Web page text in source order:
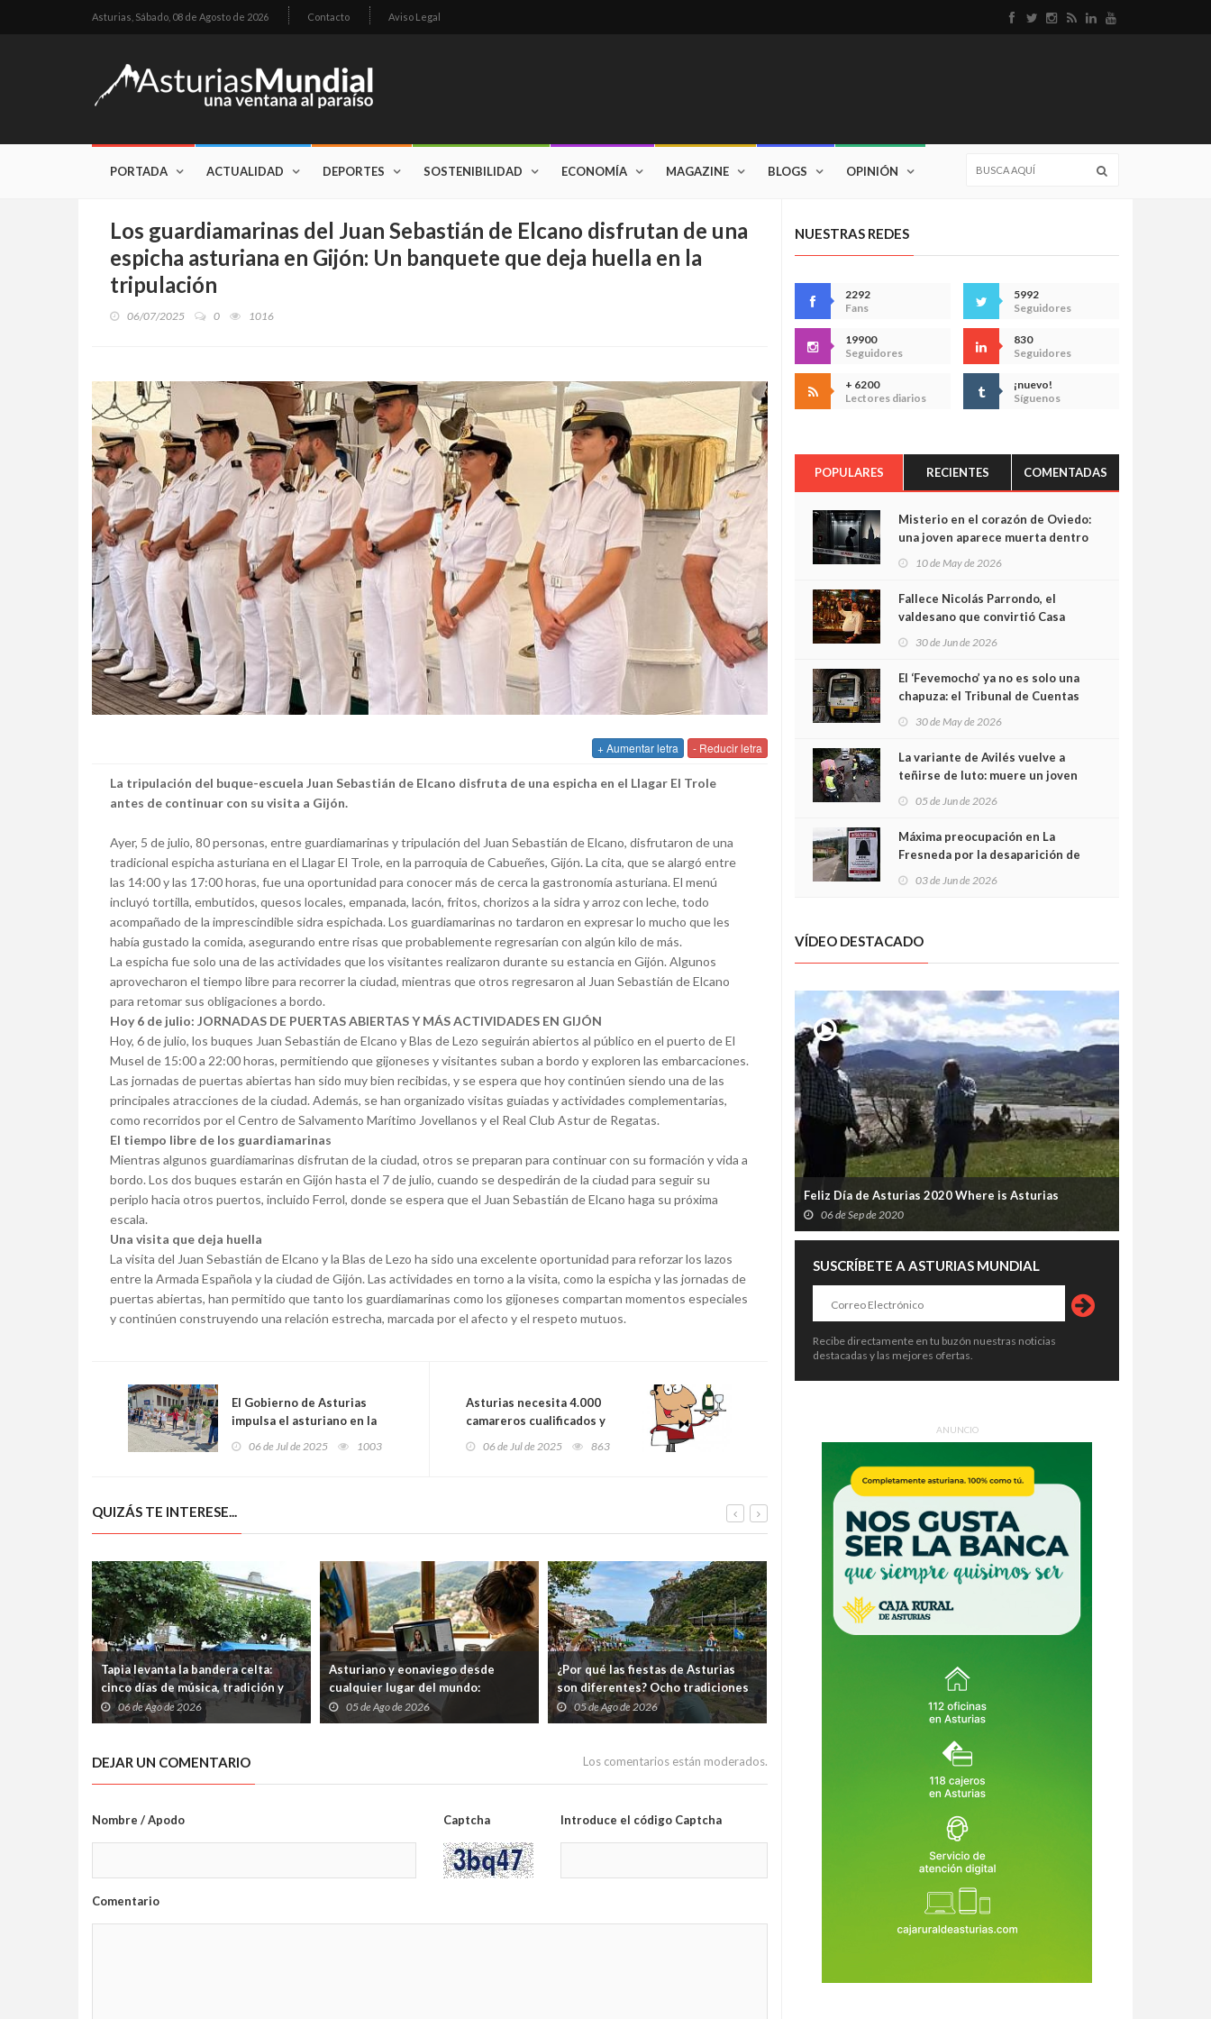
Asturias, Sábado, 08 de Agosto de 2026 Contacto Aviso Legal
PORTADA ACTUALIDAD DEPORTES SOSTENIBILIDAD ECONOMÍA MAGAZINE BLOGS OPINIÓN
Los guardiamarinas del Juan Sebastián de Elcano disfrutan de una
espicha asturiana en Gijón: Un banquete que deja huella en la
tripulación
06/07/2025 0 1016
+ Aumentar letra - Reducir letra
La tripulación del buque-escuela Juan Sebastián de Elcano disfruta de una espicha en el Llagar El Trole
antes de continuar con su visita a Gijón.
Ayer, 5 de julio, 80 personas, entre guardiamarinas y tripulación del Juan Sebastián de Elcano, disfrutaron de una
tradicional espicha asturiana en el Llagar El Trole, en la parroquia de Cabueñes, Gijón. La cita, que se alargó entre
las 14:00 y las 17:00 horas, fue una oportunidad para conocer más de cerca la gastronomía asturiana. El menú
incluyó tortilla, embutidos, quesos locales, empanada, lacón, fritos, chorizos a la sidra y arroz con leche, todo
acompañado de la imprescindible sidra espichada. Los guardiamarinas no tardaron en expresar lo mucho que les
había gustado la comida, asegurando entre risas que probablemente regresarían con algún kilo de más.
La espicha fue solo una de las actividades que los visitantes realizaron durante su estancia en Gijón. Algunos
aprovecharon el tiempo libre para recorrer la ciudad, mientras que otros regresaron al Juan Sebastián de Elcano
para retomar sus obligaciones a bordo.
Hoy 6 de julio: JORNADAS DE PUERTAS ABIERTAS Y MÁS ACTIVIDADES EN GIJÓN
Hoy, 6 de julio, los buques Juan Sebastián de Elcano y Blas de Lezo seguirán abiertos al público en el puerto de El
Musel de 15:00 a 22:00 horas, permitiendo que gijoneses y visitantes suban a bordo y exploren las embarcaciones.
Las jornadas de puertas abiertas han sido muy bien recibidas, y se espera que hoy continúen siendo una de las
principales atracciones de la ciudad. Además, se han organizado visitas guiadas y actividades complementarias,
como recorridos por el Centro de Salvamento Marítimo Jovellanos y el Real Club Astur de Regatas.
El tiempo libre de los guardiamarinas
Mientras algunos guardiamarinas disfrutan de la ciudad, otros se preparan para continuar con su formación y vida a
bordo. Los dos buques estarán en Gijón hasta el 7 de julio, cuando se despedirán de la ciudad para seguir su
periplo hacia otros puertos, incluido Ferrol, donde se espera que el Juan Sebastián de Elcano haga su próxima
escala.
Una visita que deja huella
La visita del Juan Sebastián de Elcano y la Blas de Lezo ha sido una excelente oportunidad para reforzar los lazos
entre la Armada Española y la ciudad de Gijón. Las actividades en torno a la visita, como la espicha y las jornadas de
puertas abiertas, han permitido que tanto los guardiamarinas como los gijoneses compartan momentos especiales
y continúen construyendo una relación estrecha, marcada por el afecto y el respeto mutuos.
El Gobierno de Asturias
impulsa el asturiano en la
Educación Infantil y en las
06 de Jul de 2025 1003
Asturias necesita 4.000
camareros cualificados y
nadie acude: el verano
06 de Jul de 2025 863
QUIZÁS TE INTERESE...
Tapia levanta la bandera celta:
cinco días de música, tradición y
cultura atlántica frente al
Cantábrico
06 de Ago de 2026
Asturiano y eonaviego desde
cualquier lugar del mundo:
abiertos tres cursos gratuitos por
internet
05 de Ago de 2026
¿Por qué las fiestas de Asturias
son diferentes? Ocho tradiciones
que convierten agosto en una
folixa continua
05 de Ago de 2026
El Sella entra en su semana grande:
horarios, trenes, aparcamientos y
todo lo que hay que saber antes
DEJAR UN COMENTARIO Los comentarios están moderados.
Nombre / Apodo Captcha Introduce el código Captcha
Comentario
NUESTRAS REDES
2292
Fans
5992
Seguidores
19900
Seguidores
830
Seguidores
+ 6200
Lectores diarios
¡nuevo!
Síguenos
POPULARES RECIENTES COMENTADAS
Misterio en el corazón de Oviedo:
una joven aparece muerta dentro
cámaras captan sus últimos
minutos
10 de May de 2026
Fallece Nicolás Parrondo, el
valdesano que convirtió Casa
30 de Jun de 2026
El ‘Fevemocho’ ya no es solo una
chapuza: el Tribunal de Cuentas
sobrecoste de los trenes que no
cabían por los túneles
30 de May de 2026
La variante de Avilés vuelve a
teñirse de luto: muere un joven
05 de Jun de 2026
Máxima preocupación en La
Fresneda por la desaparición de
03 de Jun de 2026
VÍDEO DESTACADO
Feliz Día de Asturias 2020 Where is Asturias
06 de Sep de 2020
SUSCRÍBETE A ASTURIAS MUNDIAL
Recibe directamente en tu buzón nuestras noticias
destacadas y las mejores ofertas.
ANUNCIO